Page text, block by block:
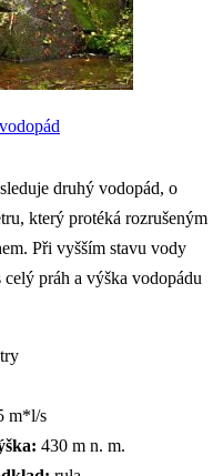
druhý vodopád, o
který protéká rozrušeným
Při vyšším stavu vody
celý práh a výška vodopádu
m*l/s
430 m n. m.